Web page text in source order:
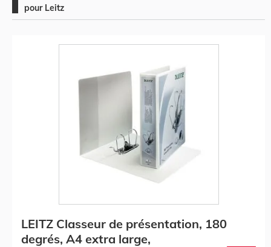
pour Leitz
LEITZ Classeur de présentation, 180
degrés, A4 extra large,